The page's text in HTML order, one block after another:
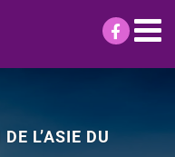
L’ASIE DU